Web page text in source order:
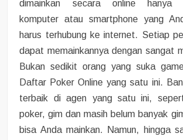
dimainkan secara online hanya
komputer atau smartphone yang
harus terhubung ke internet. Setiap
dapat memainkannya dengan sangat
Bukan sedikit orang yang suka
Daftar Poker Online yang satu ini.
terbaik di agen yang satu ini,
poker, gim dan masih belum banyak
bisa Anda mainkan. Namun, hingga